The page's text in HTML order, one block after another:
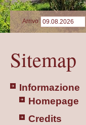
Sitemap
Informazione
Homepage
Credits
Arrivo